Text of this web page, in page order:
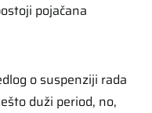
pojačana
o suspenziji rada
duži period, no,